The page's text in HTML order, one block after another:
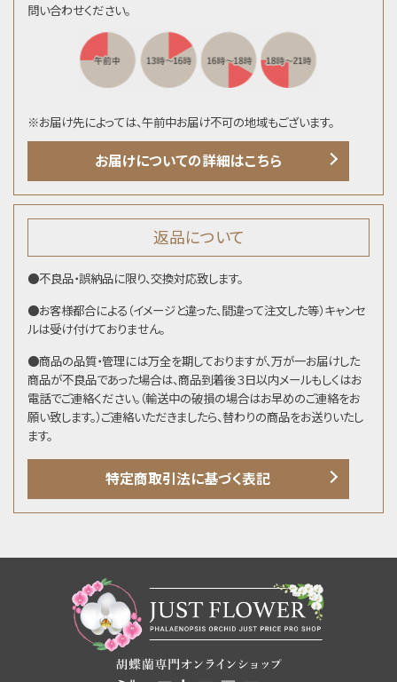
問い合わせください。
※お届け先によっては、午前中お届け不可の地域もございます。
お届けについての詳細はこちら
返品について
●不良品・誤納品に限り、交換対応致します。
●お客様都合による（イメージと違った、間違って注文した等）キャンセ
ルは受け付けておりません。
●商品の品質・管理には万全を期しておりますが、万が一お届けした
商品が不良品であった場合は、商品到着後３日以内メールもしくはお
電話でご連絡ください。（輸送中の破損の場合はお早めのご連絡をお
願い致します。）ご連絡いただきましたら、替わりの商品をお送りいたし
ます。
特定商取引法に基づく表記